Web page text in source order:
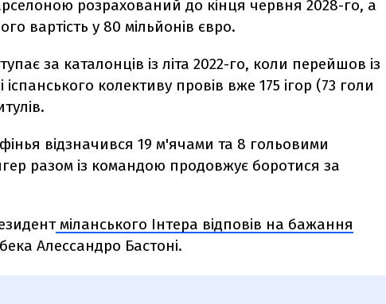
розрахований до кінця червня 2028-го, а
вартість у 80 мільйонів євро.
за каталонців із літа 2022-го, коли перейшов із
іспанського колективу провів вже 175 ігор (73 голи
відзначився 19 м'ячами та 8 гольовими
разом із командою продовжує боротися за
міланського Інтера відповів на бажання
Алессандро Бастоні.